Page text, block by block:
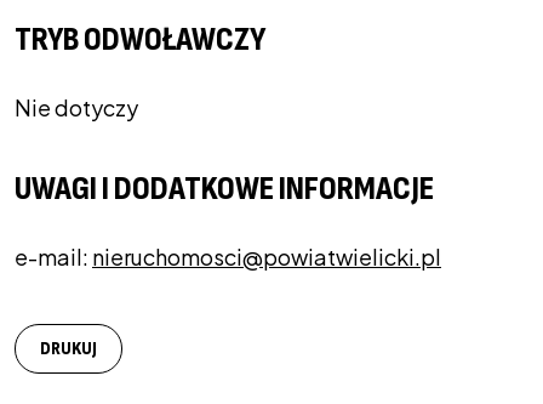
TRYB ODWOŁAWCZY
Nie dotyczy
UWAGI I DODATKOWE INFORMACJE
e-mail: nieruchomosci@powiatwielicki.pl
DRUKUJ